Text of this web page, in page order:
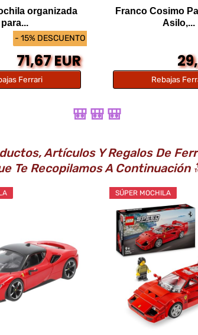
- 15% DESCUENTO
organizada
para...
71,67 EUR
Ferrari
Franco Cosimo
Asilo,...
Rebajas
🎒 🎒 🎒
Artículos Y Regalos De
Te Recopilamos A Continuación
SÚPER MOCHILA